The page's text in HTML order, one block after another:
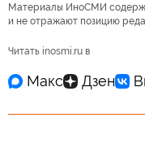
Материалы ИноСМИ
и не отражают позицию
Читать inosmi.ru в